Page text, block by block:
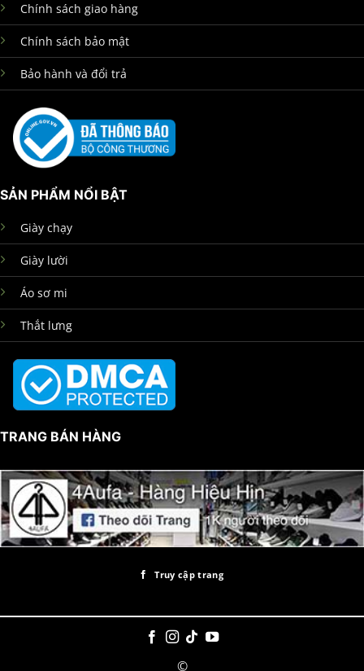
Chính sách giao hàng
Chính sách bảo mật
Bảo hành và đổi trả
SẢN PHẨM NỔI BẬT
Giày chạy
Giày lười
Áo sơ mi
Thắt lưng
TRANG BÁN HÀNG
Truy cập trang
©